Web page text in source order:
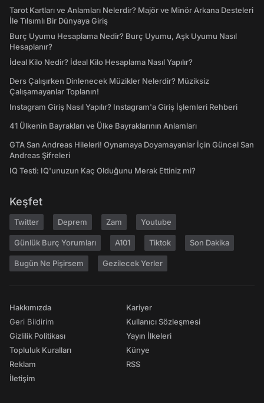
Tarot Kartları ve Anlamları Nelerdir? Majör ve Minör Arkana Desteleri
İle Tılsımlı Bir Dünyaya Giriş
Burç Uyumu Hesaplama Nedir? Burç Uyumu, Aşk Uyumu Nasıl
Hesaplanır?
İdeal Kilo Nedir? İdeal Kilo Hesaplama Nasıl Yapılır?
Ders Çalışırken Dinlenecek Müzikler Nelerdir? Müziksiz
Çalışamayanlar Toplanın!
Instagram Giriş Nasıl Yapılır? Instagram'a Giriş İşlemleri Rehberi
41 Ülkenin Bayrakları ve Ülke Bayraklarının Anlamları
GTA San Andreas Hileleri! Oynamaya Doyamayanlar İçin Güncel San
Andreas Şifreleri
IQ Testi: IQ'unuzun Kaç Olduğunu Merak Ettiniz mi?
Keşfet
Twitter Deprem Zam Youtube
Günlük Burç Yorumları A101 Tiktok Son Dakika
Bugün Ne Pişirsem Gezilecek Yerler
Hakkımızda
Geri Bildirim
Gizlilik Politikası
Topluluk Kuralları
Reklam
İletişim
Kariyer
Kullanıcı Sözleşmesi
Yayın İlkeleri
Künye
RSS